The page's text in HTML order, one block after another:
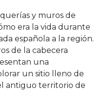
y muros de
era la vida durante
española a la región.
de la cabecera
una
un sitio lleno de
antiguo territorio de